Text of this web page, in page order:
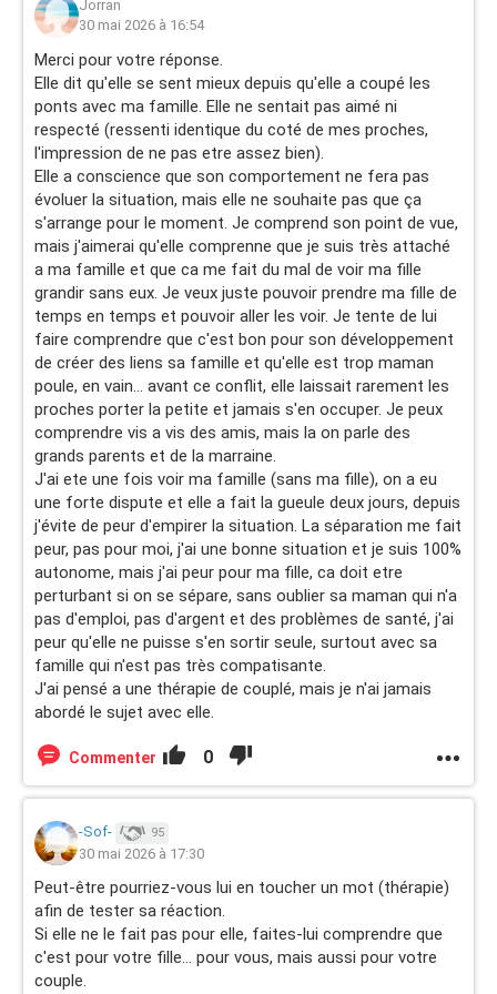
Jorran
30 mai 2026 à 16:54
Merci pour votre réponse.
Elle dit qu'elle se sent mieux depuis qu'elle a coupé les
ponts avec ma famille. Elle ne sentait pas aimé ni
respecté (ressenti identique du coté de mes proches,
l'impression de ne pas etre assez bien).
Elle a conscience que son comportement ne fera pas
évoluer la situation, mais elle ne souhaite pas que ça
s'arrange pour le moment. Je comprend son point de vue,
mais j'aimerai qu'elle comprenne que je suis très attaché
a ma famille et que ca me fait du mal de voir ma fille
grandir sans eux. Je veux juste pouvoir prendre ma fille de
temps en temps et pouvoir aller les voir. Je tente de lui
faire comprendre que c'est bon pour son développement
de créer des liens sa famille et qu'elle est trop maman
poule, en vain... avant ce conflit, elle laissait rarement les
proches porter la petite et jamais s'en occuper. Je peux
comprendre vis a vis des amis, mais la on parle des
grands parents et de la marraine.
J'ai ete une fois voir ma famille (sans ma fille), on a eu
une forte dispute et elle a fait la gueule deux jours, depuis
j'évite de peur d'empirer la situation. La séparation me fait
peur, pas pour moi, j'ai une bonne situation et je suis 100%
autonome, mais j'ai peur pour ma fille, ca doit etre
perturbant si on se sépare, sans oublier sa maman qui n'a
pas d'emploi, pas d'argent et des problèmes de santé, j'ai
peur qu'elle ne puisse s'en sortir seule, surtout avec sa
famille qui n'est pas très compatisante.
J'ai pensé a une thérapie de couplé, mais je n'ai jamais
abordé le sujet avec elle.
Commenter 0
-Sof- 95
30 mai 2026 à 17:30
Peut-être pourriez-vous lui en toucher un mot (thérapie)
afin de tester sa réaction.
Si elle ne le fait pas pour elle, faites-lui comprendre que
c'est pour votre fille... pour vous, mais aussi pour votre
couple.